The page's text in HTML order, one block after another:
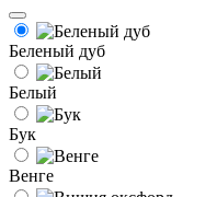
Беленый дуб
Белый
Бук
Венге